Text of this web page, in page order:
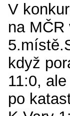
V
na MČR
když
11:0,
po